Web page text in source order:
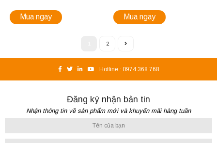
Mua ngay Mua ngay
2
Hotline : 0974.368.768
Đăng ký nhận bản tin
Nhận thông tin về sản phẩm mới và khuyến mãi hàng tuần